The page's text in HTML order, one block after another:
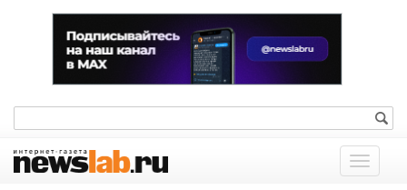
Показать
меню